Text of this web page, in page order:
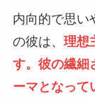
内向的で思い
の彼は、 理想
す。彼の繊細
ーマとなって